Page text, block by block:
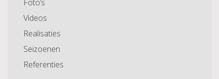
Foto’s
Videos
Realisaties
Seizoenen
Referenties